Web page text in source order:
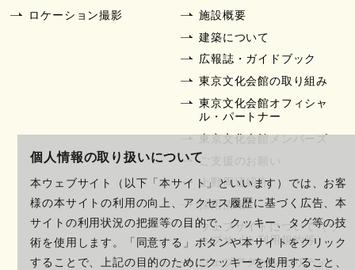
個人情報の取り扱いについて
本ウェブサイト（以下「本サイト」といいます）では、お客
様の本サイトの利用の向上、アクセス履歴に基づく広告、本
サイトの利用状況の把握等の目的で、クッキー、タグ等の技
術を使用します。「同意する」ボタンや本サイトをクリック
することで、上記の目的のためにクッキーを使用すること、
ロケーション撮影
施設概要
建築について
広報誌・ガイドブック
東京文化会館の取り組み
東京文化会館オフィシャ
ル・パートナー
東京文化会館メンバーズ
ご支援のお願い
上野周辺紹介
採用情報
ウェブサイトについて（ウ
ェブサイト利用規約等）
ウェブアクセシビリティ